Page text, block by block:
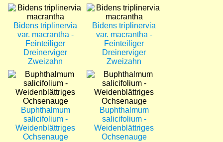
Bild
Bidens triplinervia
var. macrantha -
Feinteiliger
Dreinerviger
Zweizahn
Bild
Bidens triplinervia
var. macrantha -
Feinteiliger
Dreinerviger
Zweizahn
Bild
Buphthalmum
salicifolium -
Weidenblättriges
Ochsenauge
Bild
Buphthalmum
salicifolium -
Weidenblättriges
Ochsenauge